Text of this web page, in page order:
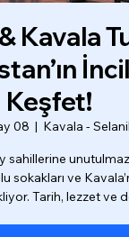
Kavala
Keşfet!
08
  |
Kavala -
sahillerine
sokakları ve
Tarih, lezzet ve